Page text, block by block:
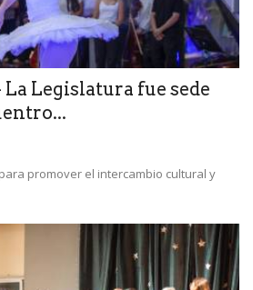
Legislatura fue sede
promover el intercambio cultural y